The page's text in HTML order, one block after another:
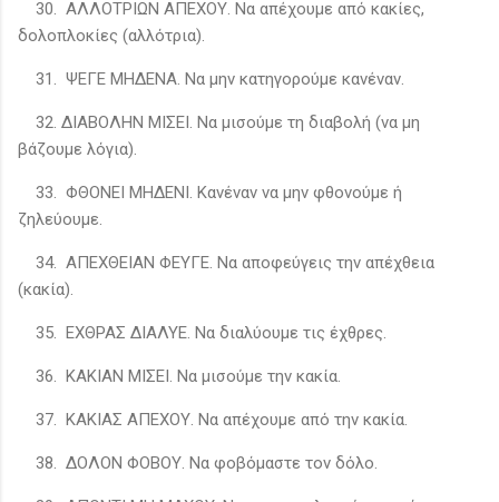
30. ΑΛΛΟΤΡΙΩΝ ΑΠΕΧΟΥ. Να απέχουμε από κακίες,
δολοπλοκίες (αλλότρια).
31. ΨΕΓΕ ΜΗΔΕΝΑ. Να μην κατηγορούμε κανέναν.
32. ΔΙΑΒΟΛΗΝ ΜΙΣEI. Να μισούμε τη διαβολή (να μη
βάζουμε λόγια).
33. ΦΘΟΝΕΙ ΜΗΔΕΝΙ. Κανέναν να μην φθονούμε ή
ζηλεύουμε.
34. ΑΠΕΧΘΕΙΑΝ ΦΕΥΓΕ. Να αποφεύγεις την απέχθεια
(κακία).
35. ΕΧΘΡΑΣ ΔΙΑΛΥΕ. Να διαλύουμε τις έχθρες.
36. ΚΑΚΙΑΝ ΜΙΣΕΙ. Να μισούμε την κακία.
37. ΚΑΚΙΑΣ ΑΠΕΧΟΥ. Να απέχουμε από την κακία.
38. ΔΟΛΟΝ ΦΟΒΟΥ. Να φοβόμαστε τον δόλο.